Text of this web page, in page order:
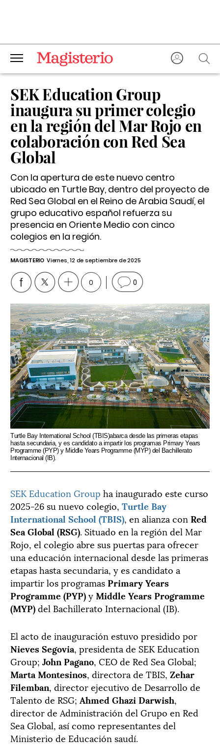
SEK Education Group
inaugura su primer colegio
en la región del Mar Rojo en
colaboración con Red Sea
Global
Con la apertura de este nuevo centro
ubicado en Turtle Bay, dentro del proyecto de
Red Sea Global en el Reino de Arabia Saudí, el
grupo educativo español refuerza su
presencia en Oriente Medio con cinco
colegios en la región.
MAGISTERIO Viernes, 12 de septiembre de 2025
0 0
Turtle Bay International School (TBIS)abarca desde las primeras etapas
hasta secundaria, y es candidato a impartir los programas Primary Years
Programme (PYP) y Middle Years Programme (MYP) del Bachillerato
Internacional (IB).
SEK Education Group ha inaugurado este curso
2025-26 su nuevo colegio, Turtle Bay
International School (TBIS), en alianza con Red
Sea Global (RSG). Situado en la región del Mar
Rojo, el colegio abre sus puertas para ofrecer
una educación internacional desde las primeras
etapas hasta secundaria, y es candidato a
impartir los programasPrimary Years
Programme (PYP)y Middle Years Programme
(MYP)del Bachillerato Internacional (IB).
El acto de inauguración estuvo presidido por
Nieves Segovia, presidenta de SEK Education
Group; John Pagano, CEO de Red Sea Global;
Marta Montesinos, directora de TBIS, Zehar
Filemban, director ejecutivo de Desarrollo de
Talento de RSG; Ahmed Ghazi Darwish,
director de Administración del Grupo en Red
Sea Global, así como representantes del
Ministerio de Educación saudí.